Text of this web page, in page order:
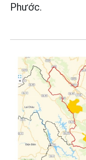
Phước.